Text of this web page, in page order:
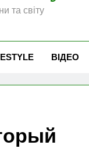
та світу
ВІДЕО